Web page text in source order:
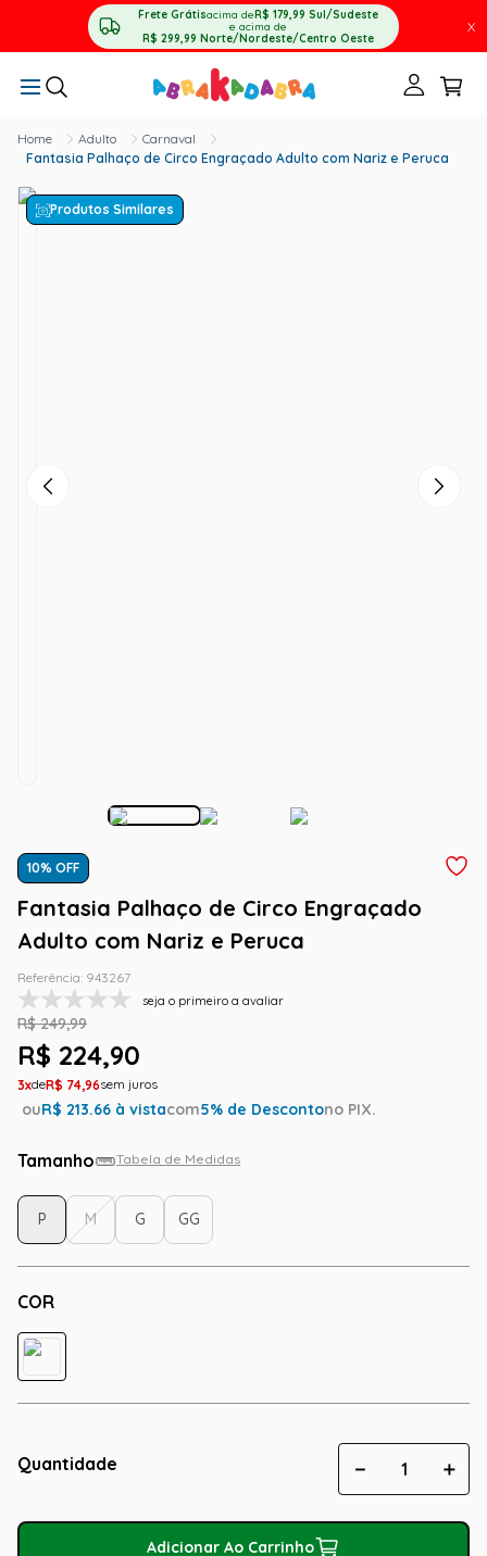
Frete Grátisacima deR$ 179,99 Sul/Sudeste
e acima de
R$ 299,99 Norte/Nordeste/Centro Oeste
X
Adulto
Carnaval
Fantasia Palhaço de Circo Engraçado Adulto com Nariz e Peruca
Produtos Similares
10% OFF
Fantasia Palhaço de Circo Engraçado
Adulto com Nariz e Peruca
Referência: 943267
seja o primeiro a avaliar
R$ 249,99
R$ 224,90
3 R$ 74,96
ouR$ 213.66 à vistacom5% de Descontono PIX.
Tamanho Tabela de Medidas
COR
P M G GG
Quantidade ＋
－
Adicionar Ao Carrinho